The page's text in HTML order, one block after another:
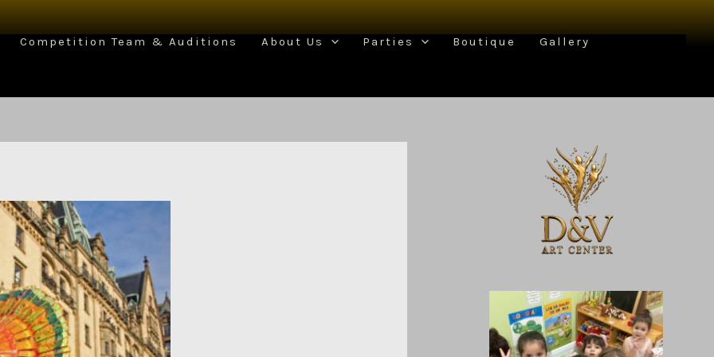
Competition Team & Auditions About Us Parties Boutique
Gallery